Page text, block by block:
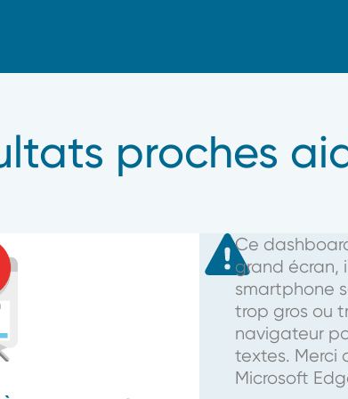
proches
Ce
grand écran,
smartphone
trop gros ou
navigateur
textes. Merci
Microsoft